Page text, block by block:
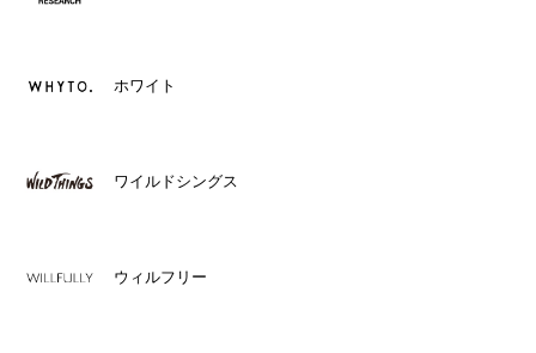
ホワイト
ワイルドシングス
ウィルフリー